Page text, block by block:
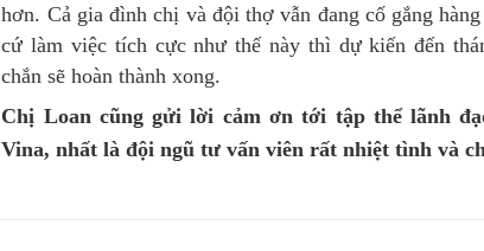
hơn. Cả gia đình chị và đội thợ vẫn đang cố gắng
cứ làm việc tích cực như thế này thì dự kiến đến
chắn sẽ hoàn thành xong.
Chị Loan cũng gửi lời cảm ơn tới tập thể lãnh
Vina, nhất là đội ngũ tư vấn viên rất nhiệt tình và